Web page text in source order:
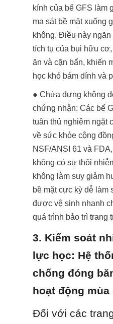
kính của bể GFS làm
ma sát bề mặt xuống
không. Điều này
tích tụ của bụi hữu
ăn và cặn bẩn, khiến
học khó bám dính và
● Chứa đựng không
chứng nhận: Các bể
tuân thủ nghiêm ngặt
về sức khỏe cộng
NSF/ANSI 61 và
không có sự thôi
không làm suy giảm
bề mặt cực kỳ dễ làm
được vệ sinh nhanh
quá trình bảo trì trang
3. Kiểm soát
lực học: Hệ
chống đóng
hoạt động mùa
Đối với các